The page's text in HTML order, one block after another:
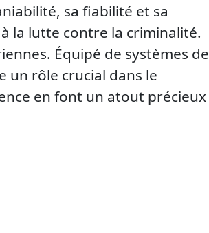
sa fiabilité et sa
la lutte contre la criminalité.
Équipé de systèmes de
un rôle crucial dans le
en font un atout précieux